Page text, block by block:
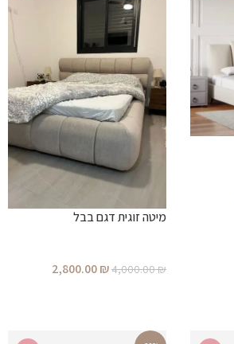
מיטה זוגית דגם בבל
4,000.00₪
2,800.00₪